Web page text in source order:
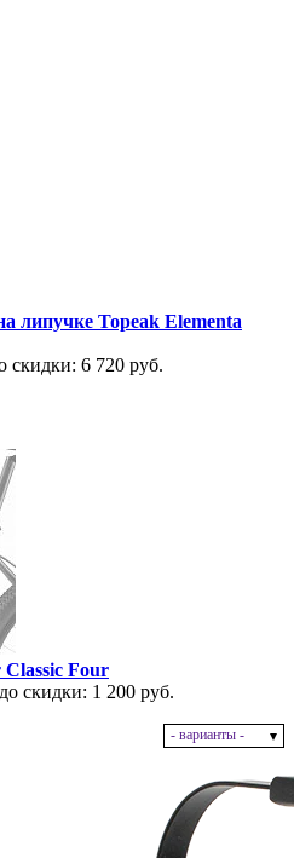
липучке Topeak Elementa
скидки: 6 720 руб.
Four
скидки: 1 200 руб.
- варианты -